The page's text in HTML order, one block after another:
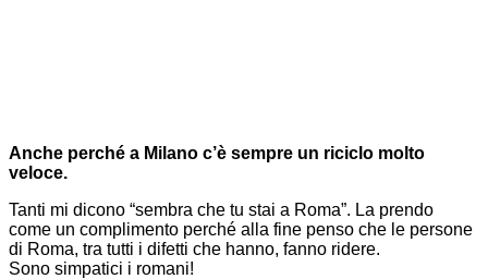
Anche perché a Milano c’è sempre un riciclo molto
veloce.
Tanti mi dicono “sembra che tu stai a Roma”. La prendo
come un complimento perché alla fine penso che le persone
di Roma, tra tutti i difetti che hanno, fanno ridere.
Sono simpatici i romani!